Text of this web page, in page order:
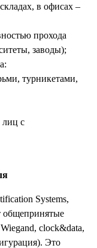
в офисах –
прохода
заводы);
турникетами,
лиц с
Systems,
общепринятые
clock&data,
Это